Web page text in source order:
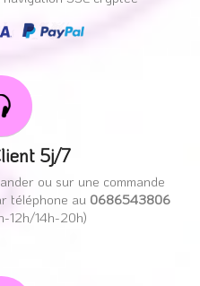
5j/7
ou sur une commande
téléphone au 0686543806
12h/14h-20h)